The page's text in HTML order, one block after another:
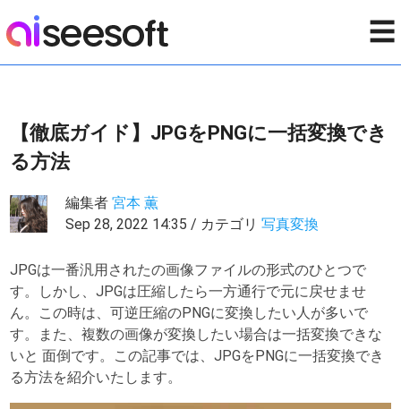
☰
【徹底ガイド】JPGをPNGに一括変換でき
る方法
編集者宮本 薫
Sep 28, 2022 14:35 / カテゴリ写真変換
JPGは一番汎用されたの画像ファイルの形式のひとつで
す。しかし、JPGは圧縮したら一方通行で元に戻せませ
ん。この時は、可逆圧縮のPNGに変換したい人が多いで
す。また、複数の画像が変換したい場合は一括変換できな
いと 面倒です。この記事では、JPGをPNGに一括変換でき
る方法を紹介いたします。